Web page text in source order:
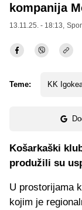
kompanija
13.11.25. - 18:13,
Teme: KK
Košarkaški
produžili su
U prostorijama
kojim je